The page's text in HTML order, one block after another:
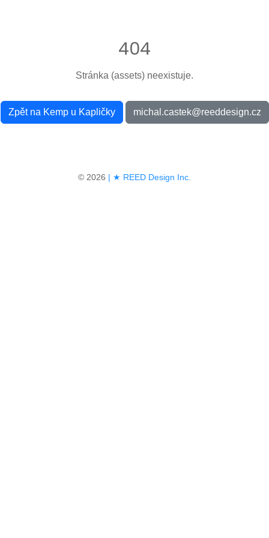
404
Stránka (assets) neexistuje.
Zpět na Kemp u Kapličky michal.castek@reeddesign.cz
© 2026 | ★ REED Design Inc.